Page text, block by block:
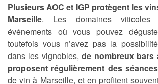
Plusieurs AOC et IGP protègent les
Marseille. Les domaines viticoles
événements où vous pouvez
toutefois vous n’avez pas la
dans les vignobles,de nombreux bars
proposent régulièrement des
de vin à Marseille, et en profitent